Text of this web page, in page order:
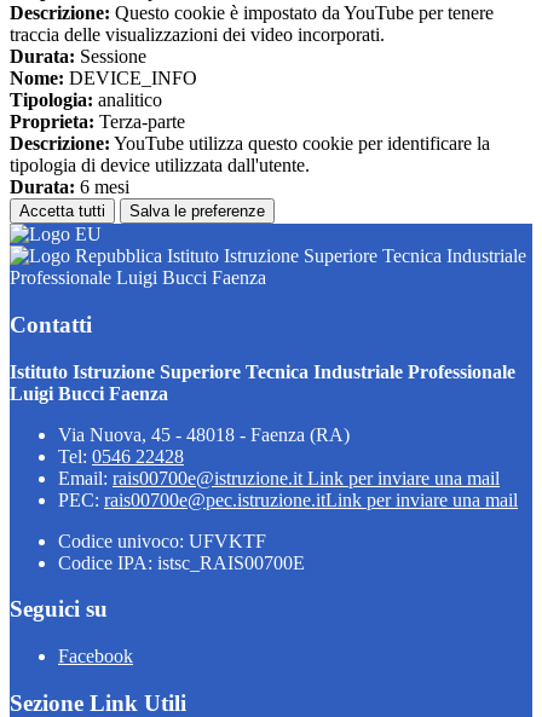
Descrizione: Questo cookie è impostato da YouTube per tenere
traccia delle visualizzazioni dei video incorporati.
Durata: Sessione
Nome: DEVICE_INFO
Tipologia: analitico
Proprieta: Terza-parte
Descrizione: YouTube utilizza questo cookie per identificare la
tipologia di device utilizzata dall'utente.
Durata: 6 mesi
Accetta tutti Salva le preferenze
Istituto Istruzione Superiore Tecnica Industriale
Professionale Luigi Bucci Faenza
Contatti
Istituto Istruzione Superiore Tecnica Industriale Professionale
Luigi Bucci Faenza
Via Nuova, 45 - 48018 - Faenza (RA)
Tel: 0546 22428
Email: rais00700e@istruzione.it Link per inviare una mail
PEC: rais00700e@pec.istruzione.itLink per inviare una mail
Codice univoco: UFVKTF
Codice IPA: istsc_RAIS00700E
Seguici su
Facebook
Sezione Link Utili